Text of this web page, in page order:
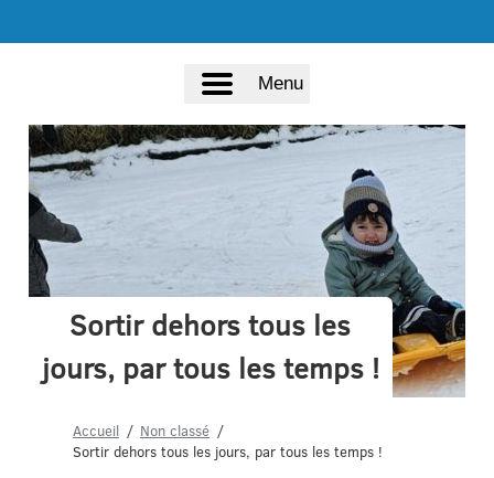
Menu
Sortir dehors tous les
jours, par tous les temps !
Accueil
Non classé
Sortir dehors tous les jours, par tous les temps !